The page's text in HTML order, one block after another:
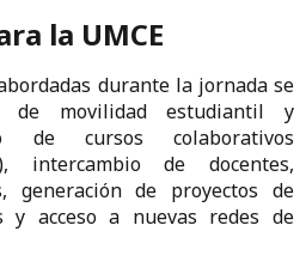
la UMCE
durante la jornada se
de movilidad estudiantil y
de cursos colaborativos
intercambio de docentes,
generación de proyectos de
y acceso a nuevas redes de